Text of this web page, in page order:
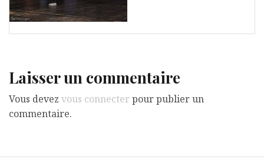
Laisser un commentaire
Vous devez vous connecter pour publier un
commentaire.